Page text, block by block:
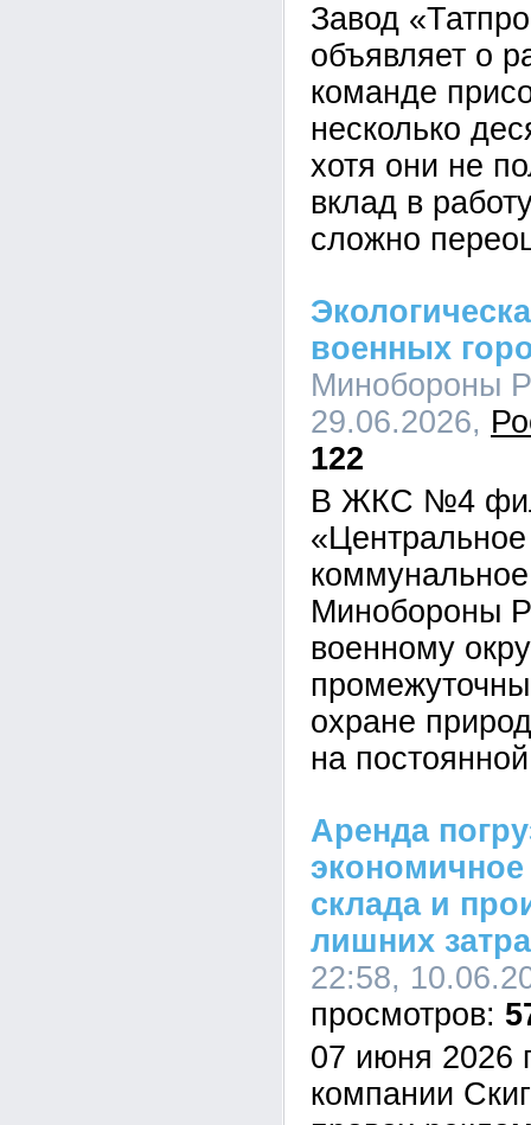
Завод
объявляет о
команде
несколько
хотя они не
вклад в
сложно
военных
Минобороны
29.06.2026,
122
В ЖКС №4
Минобороны
военному
охране
на
Аренда
склада и
лишних
22:58,
07 июня 2026
компании